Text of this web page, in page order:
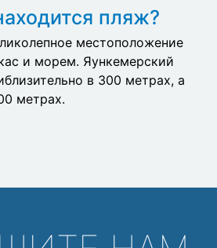
пляж?
местоположение
и морем. Яункемерский
в 300 метрах, а
метрах.